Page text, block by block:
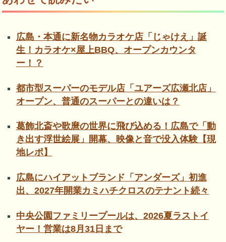
広島・本通に新名物カラオケ店「じゃけえ」誕
生！カラオケ×屋上BBQ、オープンカウンタ
ー！？
都市型スーパーのモデル店「ユアーズ広瀬北店」
オープン、普通のスーパーとの違いは？
葛飾北斎や歌麿の世界に飛び込める！広島で「動
き出す浮世絵展」開幕、映像と音で没入体験【現
地レポ】
広島にハイアットブランド「アンダーズ」初進
出、2027年開業カミハチクロスのテナント続々
中央公園ファミリープールは、2026夏ラストイ
ヤー！営業は8月31日まで